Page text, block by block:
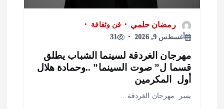
رمضان حلمي
فن وثقافة
أغسطس 9, 2026
31
مهرجان الغردقة لسينما الشباب يطلق
قسما ل” صوت السينما” ..وحمادة هلال
أول المكرمين
يسر مهرجان الغردقة…